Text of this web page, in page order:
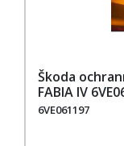
Škoda
FABIA IV
6VE061197